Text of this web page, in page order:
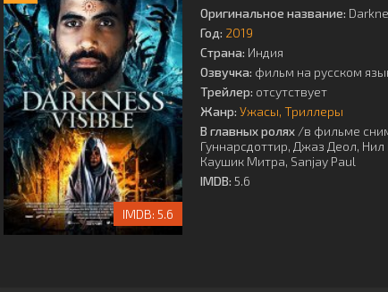
5.6
Оригинальное название:
Год: 2019
Страна: Индия
Озвучка: фильм на русском
Трейлер: отсутствует
Жанр: Ужасы Триллеры
В главных ролях /в фильме
Гуннарсдоттир, Джаз Деол, Нил
Каушик Митра, Sanjay Paul
IMDB: 5.6